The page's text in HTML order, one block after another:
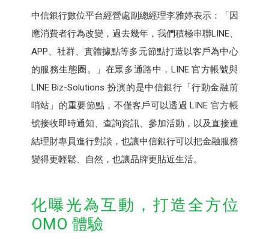
中信銀行數位平台經營處副總經理李雅婷表示：「因
應消費者行為改變，過去幾年，我們積極串聯LINE、
APP、社群、實體據點等多元節點打造以客戶為中心
的服務生態圈。」在眾多通路中，LINE 官方帳號與
LINE Biz-Solutions 扮演的是中信銀行「行動金融前
哨站」的重要節點，不僅客戶可以透過 LINE 官方帳
號接收即時通知、查詢資訊、參加活動，以及直接連
結理財專員進行對談，也讓中信銀行可以把金融服務
變得更輕鬆、自然，也讓品牌更貼近生活。
化曝光為互動，打造全方位
OMO 體驗